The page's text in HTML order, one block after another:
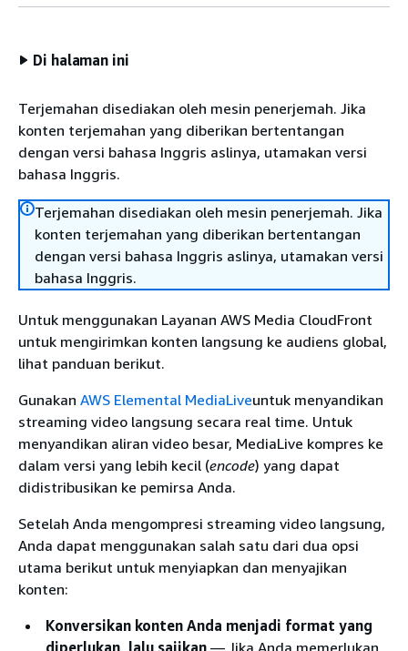
Di halaman ini
Terjemahan disediakan oleh mesin penerjemah. Jika
konten terjemahan yang diberikan bertentangan
dengan versi bahasa Inggris aslinya, utamakan versi
bahasa Inggris.
Terjemahan disediakan oleh mesin penerjemah. Jika
konten terjemahan yang diberikan bertentangan
dengan versi bahasa Inggris aslinya, utamakan versi
bahasa Inggris.
Untuk menggunakan Layanan AWS Media CloudFront
untuk mengirimkan konten langsung ke audiens global,
lihat panduan berikut.
Gunakan AWS Elemental MediaLiveuntuk menyandikan
streaming video langsung secara real time. Untuk
menyandikan aliran video besar, MediaLive kompres ke
dalam versi yang lebih kecil (encode) yang dapat
didistribusikan ke pemirsa Anda.
Setelah Anda mengompresi streaming video langsung,
Anda dapat menggunakan salah satu dari dua opsi
utama berikut untuk menyiapkan dan menyajikan
konten:
Konversikan konten Anda menjadi format yang
diperlukan, lalu sajikan — Jika Anda memerlukan